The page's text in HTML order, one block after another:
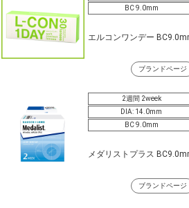
BC 9.0mm
エルコンワンデー
ブランドページ
2週間 2week
DIA: 14.0mm
BC 9.0mm
メダリストプラス
ブランドページ